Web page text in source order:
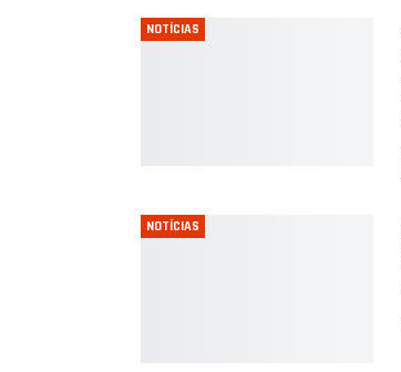
NOTÍCIAS
NOTÍCIAS